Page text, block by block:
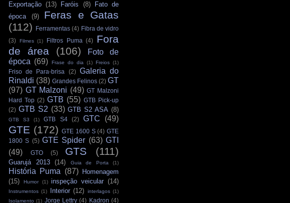
Exportação (13) Faróis (8)
Fato de
época
(9)
Feras e Gatas
(112)
Ferramentas (4) Fibra de vidro
(3)
Filmes (1) Filtros Puma (4)
Fora
de área
(106)
Foto de
época (69) Frase do dia (1) Freios (1)
Friso de Para-brisa (2) Galeria do
Rinaldi (38) Grandes Felinos (2) GT
(97) GT Malzoni (49) GT Malzoni
Hard Top (2) GTB (55) GTB Pick-up
(2) GTB S2 (33) GTB S2 ASA (8)
GTB S3 (1) GTB S4 (2) GTC (49)
GTE (172) GTE 1600 S (4) GTE
1800 S (5) GTE Spider (63) GTI
(49)
GTO (5) GTS (111)
Guarujá 2013 (14) Guia de Porta (1)
História Puma (87)
Homenagem
(15)
Humor (1) inspeção veicular (14)
Instrumentos (1) Interior (12) interlagos (1)
Isolamento (1) Jorge Lettry (4) Kadron (4)